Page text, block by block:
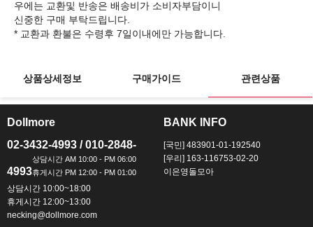
우에는 교환및 반송은 배송비가 소비자부담이니
신중한 구매 부탁드립니다.
상품상세정보 구매가이드 관련상품
Dollmore
02-3432-4993 / 010-2848-
4993
상담시간 10:00~18:00
휴게시간 12:00~13:00
necking@dollmore.com
BANK INFO
[국민] 483901-01-192540
[우리] 163-116753-02-20
이은영돌모아